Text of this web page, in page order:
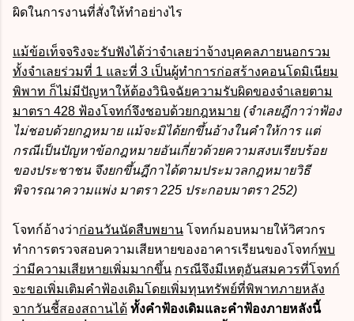
ผิดในการงานที่สั่งให้ทำอย่างไร
แม้ข้อเท็จจริงจะรับฟังได้ว่าจำเลยว่าจ้างบุคคลภายนอกรวม
ทั้งจำเลยร่วมที่ 1 และที่ 3 เป็นผู้ทำการก่อสร้างคอนโดมิเนียม
พิพาท ก็ไม่มีปัญหาให้ต้องวินิจฉัยความรับผิดของจำเลยตาม
มาตรา 428 ฟ้องโจทก์จึงชอบด้วยกฎหมาย (จำเลยฎีกาว่าฟ้อง
ไม่ชอบด้วยกฎหมาย แม้จะมิได้ยกขึ้นอ้างในคำให้การ แต่
กรณีเป็นปัญหาข้อกฎหมายอันเกี่ยวด้วยความสงบเรียบร้อย
ของประชาชน จึงยกขึ้นฎีกาได้ตามประมวลกฎหมายวิธี
พิจารณาความแพ่งมาตรา 225 ประกอบมาตรา 252)
โจทก์อ้างว่าก่อนวันนัดสืบพยาน โจทก์มอบหมายให้วิศวกร
ทำการตรวจสอบความเสียหายของอาคารเรียนของโจทก์พบ
ว่ามีความเสียหายเพิ่มมากขึ้น กรณีจึงมีเหตุอันสมควรที่โจทก์
จะขอเพิ่มเติมคำฟ้องเดิมโดยเพิ่มทุนทรัพย์ที่พิพาทภายหลัง
จากวันชี้สองสถานได้ ทั้งคำฟ้องเดิมและคำฟ้องภายหลังนี้